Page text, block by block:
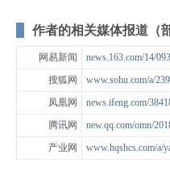
作者的相关媒体报道（
网易新闻
news.163.com/14/
搜狐网
www.sohu.com/a/
凤凰网
news.ifeng.com/
腾讯网
new.qq.com/omn/
产业网
www.hqshcs.com/a/